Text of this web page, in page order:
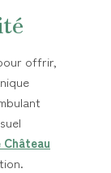
offrir,
Château